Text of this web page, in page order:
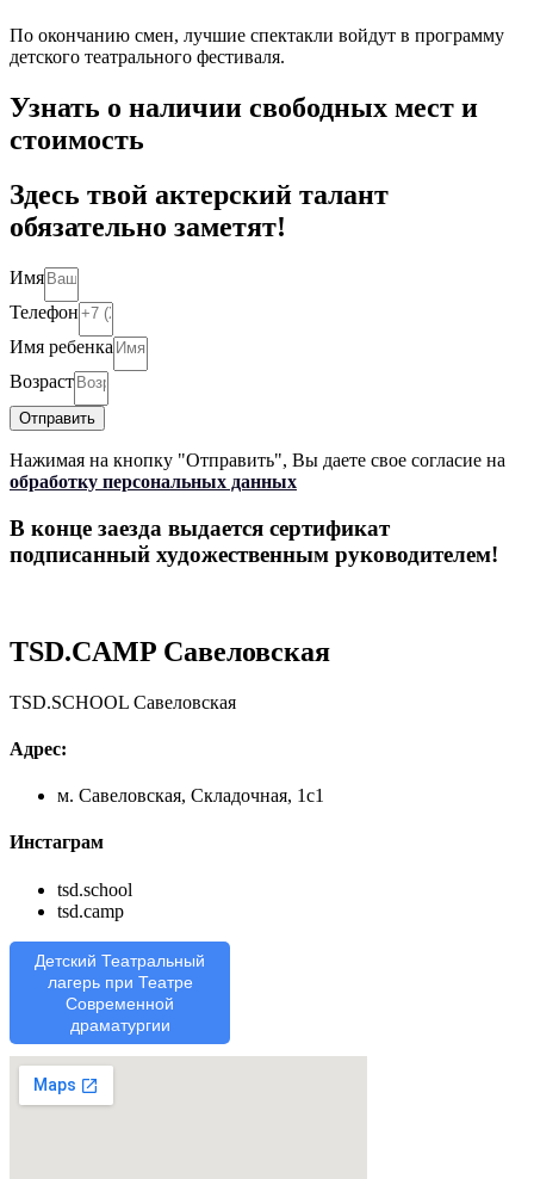
По окончанию смен, лучшие спектакли войдут в программу
детского театрального фестиваля.
Узнать о наличии свободных мест и
стоимость
Здесь твой актерский талант
обязательно заметят!
Имя
Телефон
Имя ребенка
Возраст
Отправить
Нажимая на кнопку "Отправить", Вы даете свое согласие на
обработку персональных данных
В конце заезда выдается сертификат
подписанный художественным руководителем!
TSD.CAMP Савеловская
TSD.SCHOOL Савеловская
Адрес:
м. Савеловская, Складочная, 1с1
Инстаграм
tsd.school
tsd.camp
Детский Театральный
лагерь при Театре
Современной
драматургии